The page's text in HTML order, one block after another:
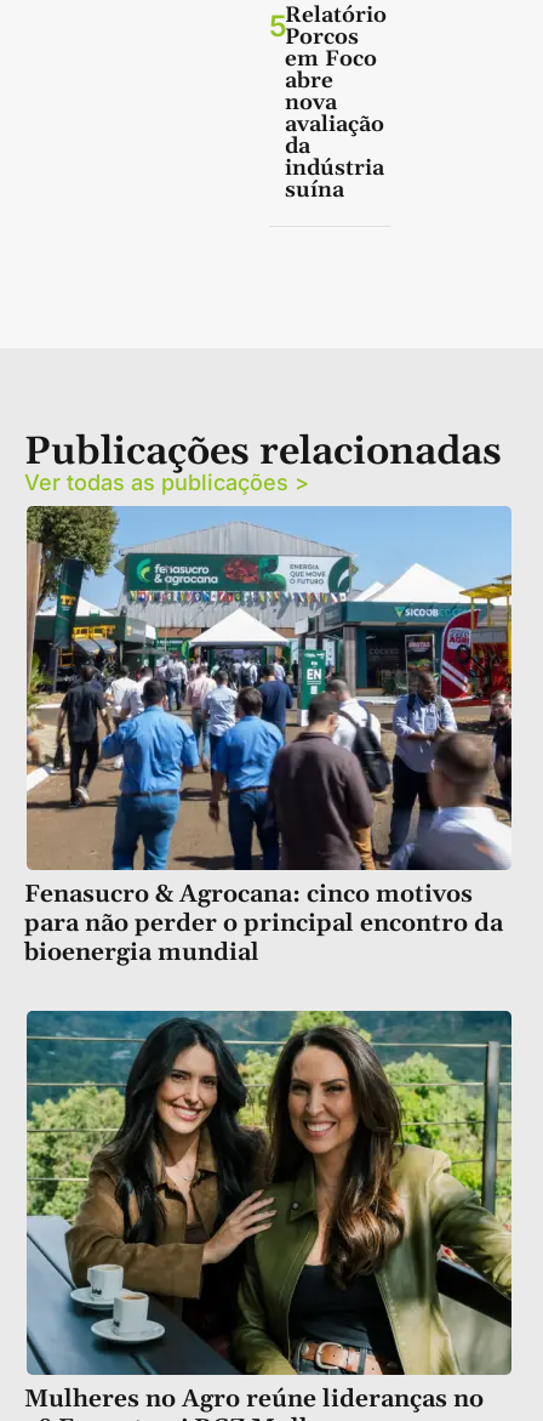
5Relatório
Porcos
em Foco
abre
nova
avaliação
da
indústria
suína
Publicações relacionadas
Ver todas as publicações >
Fenasucro & Agrocana: cinco motivos
para não perder o principal encontro da
bioenergia mundial
Mulheres no Agro reúne lideranças no